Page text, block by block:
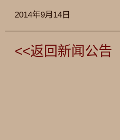
2014年9月14日
<<返回新闻公告